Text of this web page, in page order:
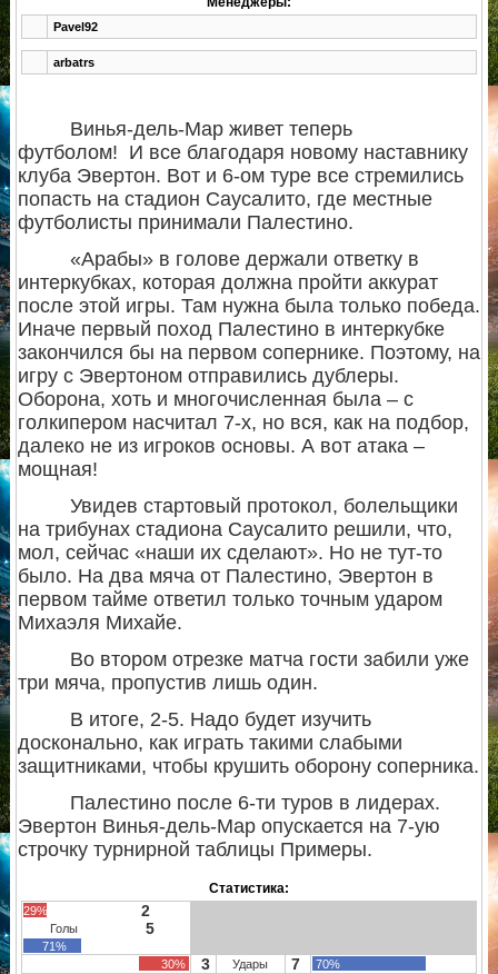
Pavel92
arbatrs
Винья-дель-Мар живет теперь
футболом! И все благодаря новому наставнику
клуба Эвертон. Вот и 6-ом туре все стремились
попасть на стадион Саусалито, где местные
футболисты принимали Палестино.
«Арабы» в голове держали ответку в
интеркубках, которая должна пройти аккурат
после этой игры. Там нужна была только победа.
Иначе первый поход Палестино в интеркубке
закончился бы на первом сопернике. Поэтому, на
игру с Эвертоном отправились дублеры.
Оборона, хоть и многочисленная была – с
голкипером насчитал 7-х, но вся, как на подбор,
далеко не из игроков основы. А вот атака –
мощная!
Увидев стартовый протокол, болельщики
на трибунах стадиона Саусалито решили, что,
мол, сейчас «наши их сделают». Но не тут-то
было. На два мяча от Палестино, Эвертон в
первом тайме ответил только точным ударом
Михаэля Михайе.
Во втором отрезке матча гости забили уже
три мяча, пропустив лишь один.
В итоге, 2-5. Надо будет изучить
досконально, как играть такими слабыми
защитниками, чтобы крушить оборону соперника.
Палестино после 6-ти туров в лидерах.
Эвертон Винья-дель-Мар опускается на 7-ую
строчку турнирной таблицы Примеры.
Статистика:
29% 2
Голы 5
71%
30%
3 Удары 7
70%